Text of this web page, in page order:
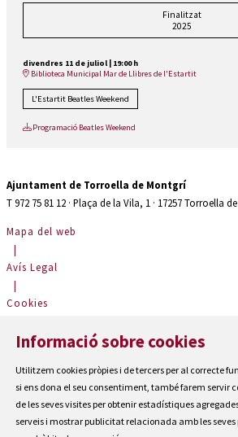
Finalitzat
2025
divendres 11 de juliol | 19:00 h
Biblioteca Municipal Mar de Llibres de l'Estartit
L'Estartit Beatles Weekend
Programació Beatles Weekend
Ajuntament de Torroella de Montgrí
T 972 75 81 12 · Plaça de la Vila, 1 · 17257 Torroella
Mapa del web
|
Avís Legal
|
Cookies
Contactar
Accessibilitat
Informació sobre cookies
Utilitzem cookies pròpies i de tercers per al correcte
si ens dona el seu consentiment, també farem servir
de les seves visites per obtenir estadístiques
serveis i mostrar publicitat relacionada amb les